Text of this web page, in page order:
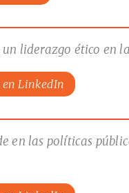
liderazgo ético en
LinkedIn
en las políticas